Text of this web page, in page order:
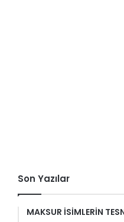
Son Yazılar
MAKSUR İSİMLERİN